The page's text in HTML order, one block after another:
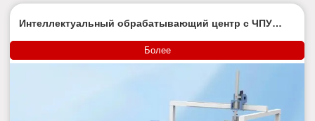
Интеллектуальный обрабатывающий центр с ЧПУ
Более